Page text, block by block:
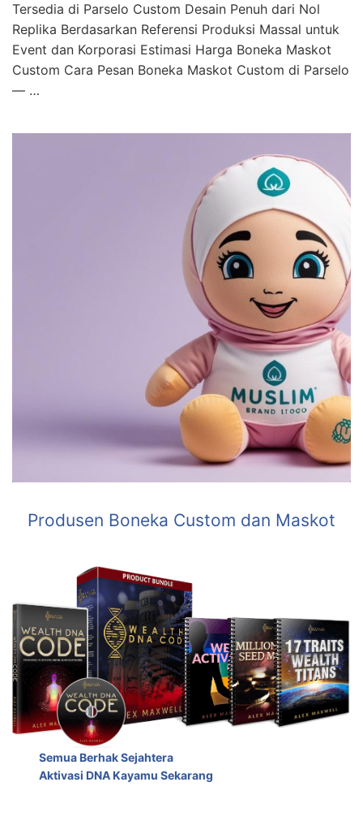
Tersedia di Parselo Custom Desain Penuh dari Nol
Replika Berdasarkan Referensi Produksi Massal untuk
Event dan Korporasi Estimasi Harga Boneka Maskot
Custom Cara Pesan Boneka Maskot Custom di Parselo
— …
Produsen Boneka Custom dan Maskot
Semua Berhak Sejahtera
Aktivasi DNA Kayamu Sekarang